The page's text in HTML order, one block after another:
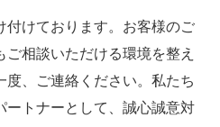
付けております。お客様のご
相談いただける環境を整え
度、ご連絡ください。私たち
ートナーとして、誠心誠意対